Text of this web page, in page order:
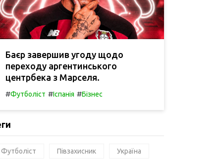
Баєр завершив угоду щодо
переходу аргентинського
центрбека з Марселя.
#Футболіст #Іспанія #Бізнес
Футболіст Півзахисник Україна